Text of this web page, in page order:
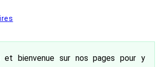
et bienvenue sur nos pages pour y